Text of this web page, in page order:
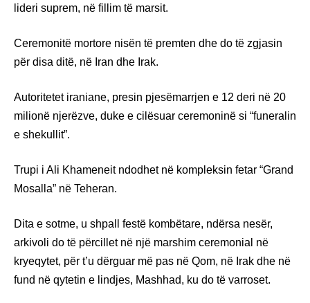
lideri suprem, në fillim të marsit.
Ceremonitë mortore nisën të premten dhe do të zgjasin
për disa ditë, në Iran dhe Irak.
Autoritetet iraniane, presin pjesëmarrjen e 12 deri në 20
milionë njerëzve, duke e cilësuar ceremoninë si “funeralin
e shekullit”.
Trupi i Ali Khameneit ndodhet në kompleksin fetar “Grand
Mosalla” në Teheran.
Dita e sotme, u shpall festë kombëtare, ndërsa nesër,
arkivoli do të përcillet në një marshim ceremonial në
kryeqytet, për t’u dërguar më pas në Qom, në Irak dhe në
fund në qytetin e lindjes, Mashhad, ku do të varroset.